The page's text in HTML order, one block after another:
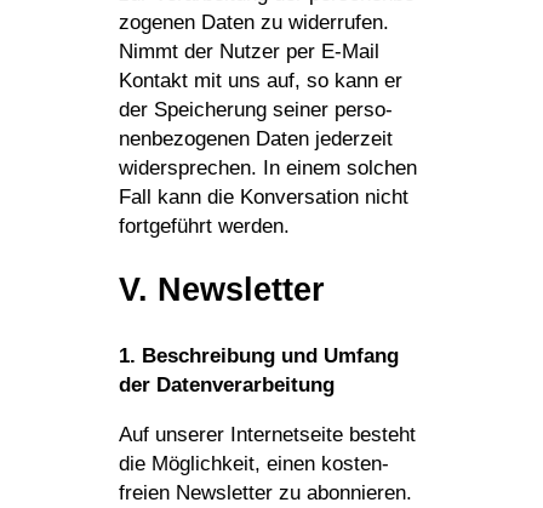
zo­genen Daten zu wider­rufen.
Nimmt der Nutzer per E‑Mail
Kontakt mit uns auf, so kann er
der Spei­che­rung seiner perso­
nen­be­zo­genen Daten jeder­zeit
wider­spre­chen. In einem solchen
Fall kann die Konver­sa­tion nicht
fort­ge­führt werden.
V. News­letter
1. Beschrei­bung und Umfang
der Datenverarbeitung
Auf unserer Inter­net­seite besteht
die Möglich­keit, einen kosten­
freien News­letter zu abon­nieren.